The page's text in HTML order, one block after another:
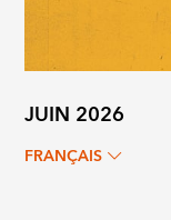
JUIN 2026
FRANÇAIS